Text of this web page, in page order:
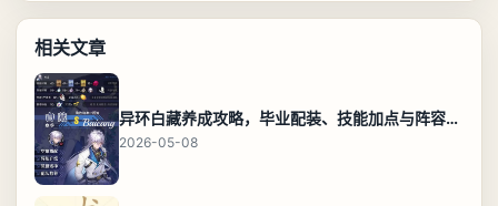
相关文章
异环白藏养成攻略，毕业配装、技能加点与阵容搭配保姆级解析
2026-05-08